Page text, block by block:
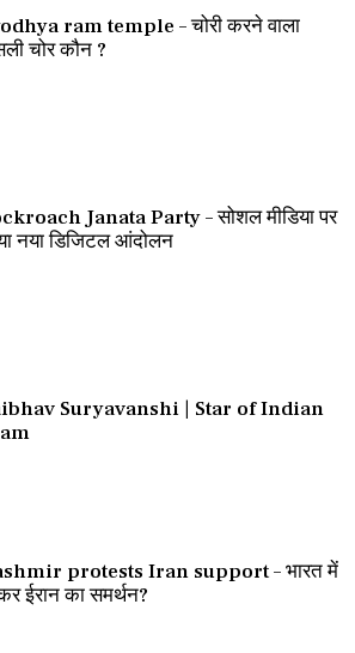
ram temple – चोरी करने वाला
चोर कौन ?
Janata Party – सोशल मीडिया पर
नया डिजिटल आंदोलन
Suryavanshi | Star of Indian
protests Iran support – भारत में
ईरान का समर्थन?